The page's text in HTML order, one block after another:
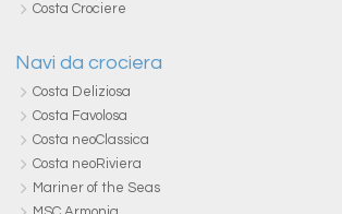
Costa Crociere
Navi da crociera
Costa Deliziosa
Costa Favolosa
Costa neoClassica
Costa neoRiviera
Mariner of the Seas